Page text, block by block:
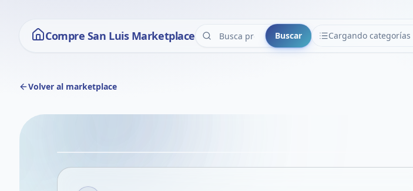
Compre San Luis Marketplace Buscar Cargando categorías
CATEGORÍAS
Volver al marketplace
VER EN PANTALLA COMPLETA